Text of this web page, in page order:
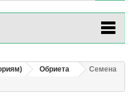
Обриета
Семена